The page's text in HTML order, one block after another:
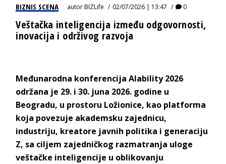
BIZNIS SCENA autorBIZLife 02/07/2026 | 13:47 0
Veštačka inteligencija između odgovornosti,
inovacija i održivog razvoja
Međunarodna konferencija AIability 2026
održana je 29. i 30. juna 2026. godine u
Beogradu, u prostoru Ložionice, kao platforma
koja povezuje akademsku zajednicu,
industriju, kreatore javnih politika i generaciju
Z, sa ciljem zajedničkog razmatranja uloge
veštačke inteligencije u oblikovanju